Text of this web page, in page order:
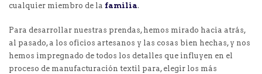
cualquier miembro de la familia.
Para desarrollar nuestras prendas, hemos mirado hacia atrás,
al pasado, a los oficios artesanos y las cosas bien hechas, y nos
hemos impregnado de todos los detalles que influyen en el
proceso de manufacturación textil para, elegir los más